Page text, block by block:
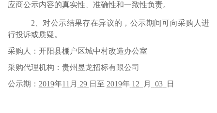
应商公示内容的真实性、准确性和一致性负责。
2 、对公示结果存在异议的，公示期间可向采购人进
行投诉或质疑。
采购 人：开阳县棚户区城中村改造办公室
采购代理机构：贵州昱龙招标有限公司
公示期： 2019年11 月 29 日至 2019年 12 月 03 日